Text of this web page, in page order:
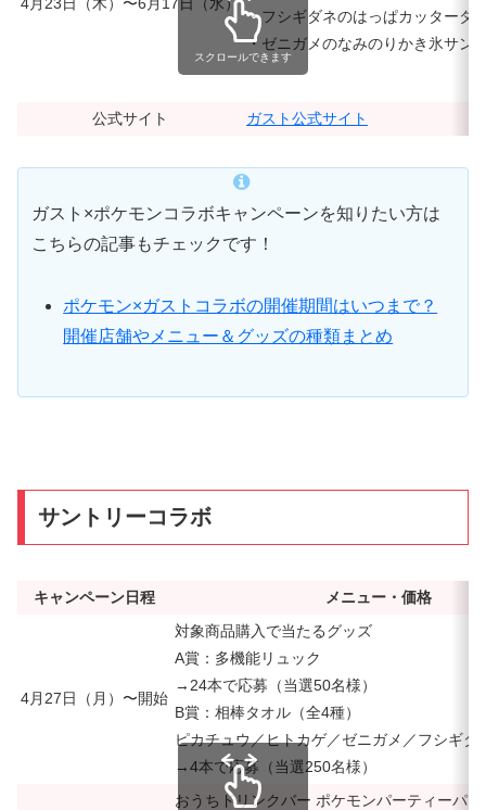
4月23日（木）〜6月17日（水）
・フシギダネのはっぱカッタータ
・ゼニガメのなみのりかき氷サン
公式サイト ガスト公式サイト
スクロールできます
ガスト×ポケモンコラボキャンペーンを知りたい方は
こちらの記事もチェックです！
ポケモン×ガストコラボの開催期間はいつまで？
開催店舗やメニュー＆グッズの種類まとめ
サントリーコラボ
キャンペーン日程 メニュー・価格
4月27日（月）〜開始
対象商品購入で当たるグッズ
A賞：多機能リュック
→24本で応募（当選50名様）
B賞：相棒タオル（全4種）
ピカチュウ／ヒトカゲ／ゼニガメ／フシギダ
→4本で応募（当選250名様）
おうちドリンクバー ポケモンパーティーパッ